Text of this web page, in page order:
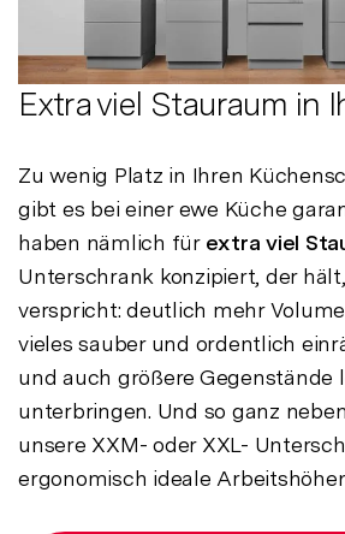
Extra viel Stauraum in
Zu wenig Platz in Ihren
gibt es bei einer ewe Küche
haben nämlich für extra viel
Unterschrank konzipiert, der
verspricht: deutlich mehr
vieles sauber und ordentlich
und auch größere Gegenstände
unterbringen. Und so ganz
unsere XXM- oder XXL-
ergonomisch ideale